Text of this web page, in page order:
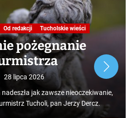
Od redakcji Tucholskie wieści
pożegnanie
28 lipca 2026
jak zawsze nieoczekiwanie,
Tucholi, pan Jerzy Dercz.